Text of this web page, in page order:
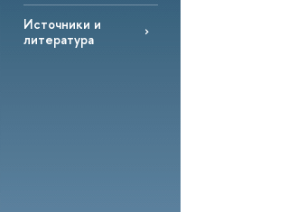
Источники и
литература